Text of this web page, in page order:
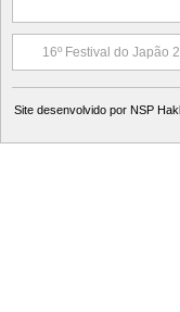
16º Festival do Japão
Site desenvolvido por NSP